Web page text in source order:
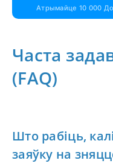
Атрымайце 10 000
Часта
(FAQ)
Што рабіць,
заяўку на